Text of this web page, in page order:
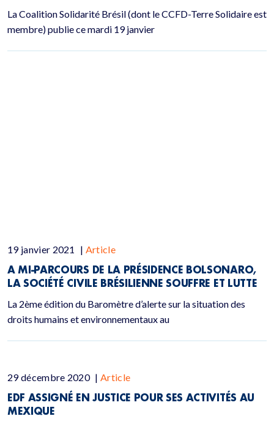
La Coalition Solidarité Brésil (dont le CCFD-Terre Solidaire est
membre) publie ce mardi 19 janvier
19 janvier 2021 | Article
A MI-PARCOURS DE LA PRÉSIDENCE BOLSONARO,
LA SOCIÉTÉ CIVILE BRÉSILIENNE SOUFFRE ET LUTTE
La 2ème édition du Baromètre d’alerte sur la situation des
droits humains et environnementaux au
29 décembre 2020 | Article
EDF ASSIGNÉ EN JUSTICE POUR SES ACTIVITÉS AU
MEXIQUE